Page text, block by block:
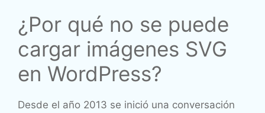
¿Por qué no se puede
cargar imágenes SVG
en WordPress?
Desde el año 2013 se inició una conversación